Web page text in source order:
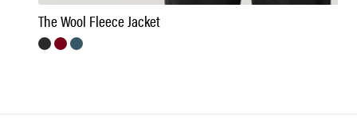
The Wool Fleece Jacket